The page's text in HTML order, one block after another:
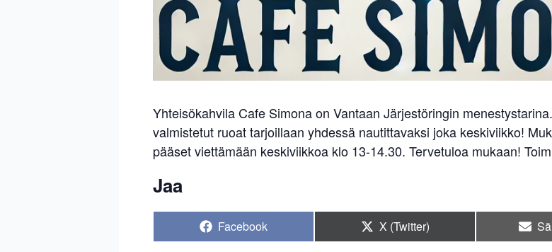
Yhteisökahvila Cafe Simona on Vantaan Järjestöringin
valmistetut ruoat tarjoillaan yhdessä nautittavaksi joka keskiviikko!
pääset viettämään keskiviikkoa klo 13-14.30. Tervetuloa mukaan!
Jaa
Share
on
Facebook Share
on
X (Twitter)
on